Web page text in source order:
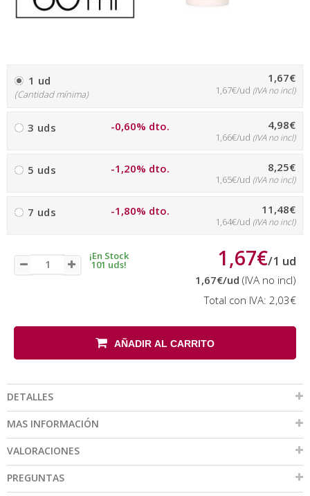
1 ud
(Cantidad mínima)
1,67€
1,67€/ud (IVA no incl)
3 uds -0,60% dto. 4,98€
1,66€/ud (IVA no incl)
5 uds -1,20% dto. 8,25€
1,65€/ud (IVA no incl)
7 uds -1,80% dto. 11,48€
1,64€/ud (IVA no incl)
¡En Stock
101 uds! 1,67€/1 ud
1,67€/ud (IVA no incl)
Total con IVA: 2,03€
AÑADIR AL CARRITO
DETALLES
MAS INFORMACIÓN
VALORACIONES
PREGUNTAS